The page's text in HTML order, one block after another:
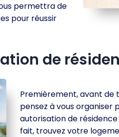
permettra de
pour réussir
de
Premièrement, avant
pensez à vous organiser
autorisation de résidence
fait, trouvez votre